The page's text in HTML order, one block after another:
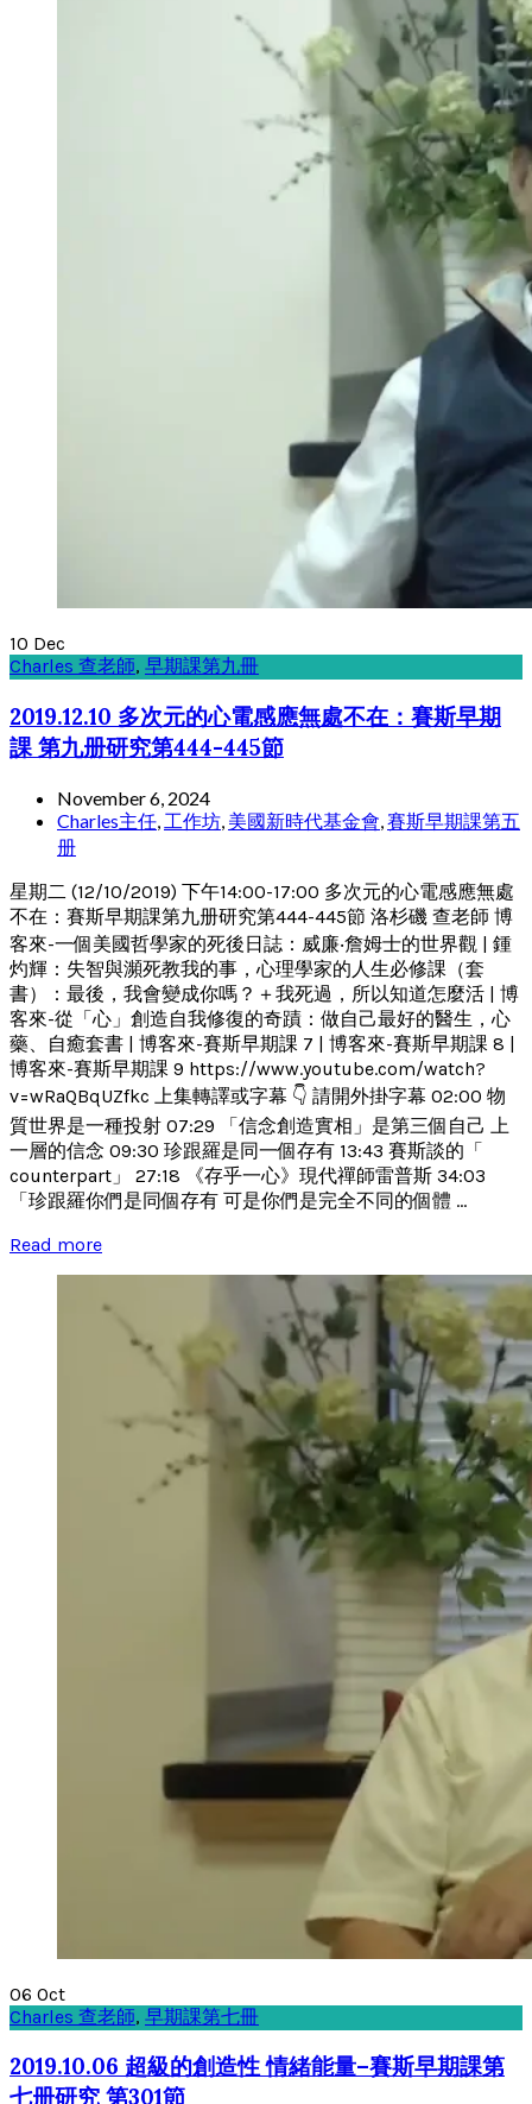
10 Dec
Charles 查老師, 早期課第九冊
2019.12.10 多次元的心電感應無處不在：賽斯早期
課 第九册研究第444-445節
November 6, 2024
Charles主任 工作坊 美國新時代基金會 賽斯早期課第五
册
星期二 (12/10/2019) 下午14:00-17:00 多次元的心電感應無處
不在：賽斯早期課第九册研究第444-445節 洛杉磯 查老師 博
客來-一個美國哲學家的死後日誌：威廉‧詹姆士的世界觀 | 鍾
灼輝：失智與瀕死教我的事，心理學家的人生必修課（套
書）：最後，我會變成你嗎？＋我死過，所以知道怎麼活 | 博
客來-從「心」創造自我修復的奇蹟：做自己最好的醫生，心
藥、自癒套書 | 博客來-賽斯早期課 7 | 博客來-賽斯早期課 8 |
博客來-賽斯早期課 9 https://www.youtube.com/watch?
v=wRaQBqUZfkc 上集轉譯或字幕 👇 請開外掛字幕 02:00 物
質世界是一種投射 07:29 「信念創造實相」是第三個自己 上
一層的信念 09:30 珍跟羅是同一個存有 13:43 賽斯談的「
counterpart」 27:18 《存乎一心》現代禪師雷普斯 34:03
「珍跟羅你們是同個存有 可是你們是完全不同的個體 ...
Read more
06 Oct
Charles 查老師, 早期課第七冊
2019.10.06 超級的創造性 情緒能量–賽斯早期課第
七册研究 第301節